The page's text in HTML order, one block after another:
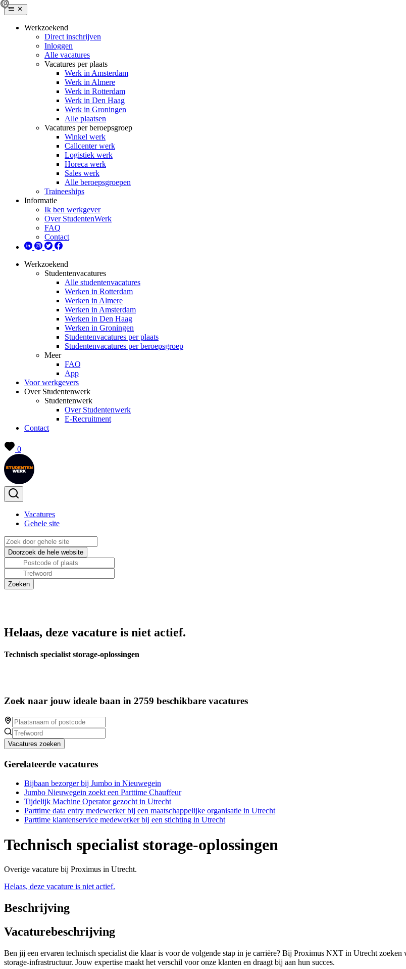
Werkzoekend
Direct inschrijven
Inloggen
Alle vacatures
Vacatures per plaats
Werk in Amsterdam
Werk in Almere
Werk in Rotterdam
Werk in Den Haag
Werk in Groningen
Alle plaatsen
Vacatures per beroepsgroep
Winkel werk
Callcenter werk
Logistiek werk
Horeca werk
Sales werk
Alle beroepsgroepen
Traineeships
Informatie
Ik ben werkgever
Over StudentenWerk
FAQ
Contact
Werkzoekend
Studentenvacatures
Alle studentenvacatures
Werken in Rotterdam
Werken in Almere
Werken in Amsterdam
Werken in Den Haag
Werken in Groningen
Studentenvacatures per plaats
Studentenvacatures per beroepsgroep
Meer
FAQ
App
Voor werkgevers
Over Studentenwerk
Studentenwerk
Over Studentenwerk
E-Recruitment
Contact
0
Vacatures
Gehele site
Helaas, deze vacature is niet actief.
Technisch specialist storage-oplossingen
Zoek naar jouw ideale baan in 2759 beschikbare vacatures
Vacatures zoeken
Gerelateerde vacatures
Bijbaan bezorger bij Jumbo in Nieuwegein
Jumbo Nieuwegein zoekt een Parttime Chauffeur
Tijdelijk Machine Operator gezocht in Utrecht
Parttime data entry medewerker bij een maatschappelijke organisatie in Utrecht
Parttime klantenservice medewerker bij een stichting in Utrecht
Technisch specialist storage-oplossingen
Overige vacature bij Proximus in Utrecht.
Helaas, deze vacature is niet actief.
Beschrijving
Vacaturebeschrijving
Ben jij een ervaren technisch specialist die klaar is voor de volgende stap in je carrière? Bij Proximus NXT in Utrecht
storage-infrastructuur. Jouw expertise maakt het verschil voor onze klanten en draagt bij aan hun succes.